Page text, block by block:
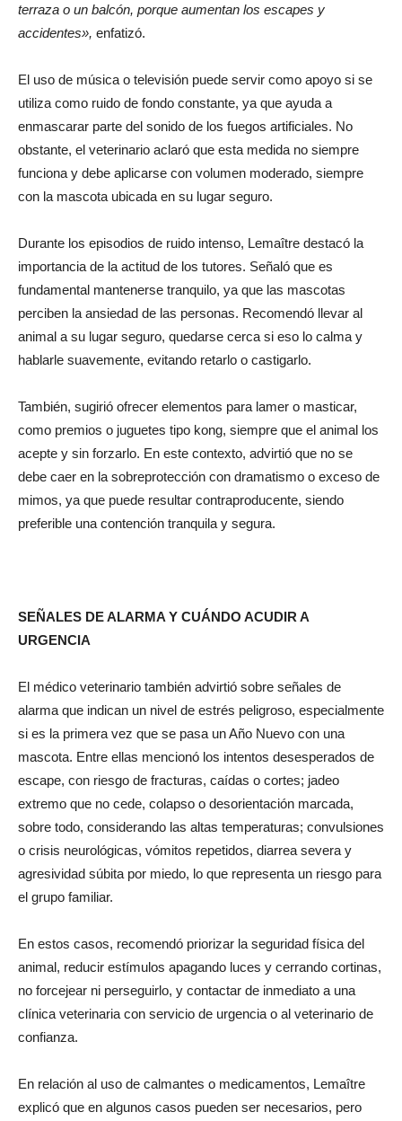
terraza o un balcón, porque aumentan los escapes y
accidentes», enfatizó.
El uso de música o televisión puede servir como apoyo si se
utiliza como ruido de fondo constante, ya que ayuda a
enmascarar parte del sonido de los fuegos artificiales. No
obstante, el veterinario aclaró que esta medida no siempre
funciona y debe aplicarse con volumen moderado, siempre
con la mascota ubicada en su lugar seguro.
Durante los episodios de ruido intenso, Lemaître destacó la
importancia de la actitud de los tutores. Señaló que es
fundamental mantenerse tranquilo, ya que las mascotas
perciben la ansiedad de las personas. Recomendó llevar al
animal a su lugar seguro, quedarse cerca si eso lo calma y
hablarle suavemente, evitando retarlo o castigarlo.
También, sugirió ofrecer elementos para lamer o masticar,
como premios o juguetes tipo kong, siempre que el animal los
acepte y sin forzarlo. En este contexto, advirtió que no se
debe caer en la sobreprotección con dramatismo o exceso de
mimos, ya que puede resultar contraproducente, siendo
preferible una contención tranquila y segura.
SEÑALES DE ALARMA Y CUÁNDO ACUDIR A
URGENCIA
El médico veterinario también advirtió sobre señales de
alarma que indican un nivel de estrés peligroso, especialmente
si es la primera vez que se pasa un Año Nuevo con una
mascota. Entre ellas mencionó los intentos desesperados de
escape, con riesgo de fracturas, caídas o cortes; jadeo
extremo que no cede, colapso o desorientación marcada,
sobre todo, considerando las altas temperaturas; convulsiones
o crisis neurológicas, vómitos repetidos, diarrea severa y
agresividad súbita por miedo, lo que representa un riesgo para
el grupo familiar.
En estos casos, recomendó priorizar la seguridad física del
animal, reducir estímulos apagando luces y cerrando cortinas,
no forcejear ni perseguirlo, y contactar de inmediato a una
clínica veterinaria con servicio de urgencia o al veterinario de
confianza.
En relación al uso de calmantes o medicamentos, Lemaître
explicó que en algunos casos pueden ser necesarios, pero